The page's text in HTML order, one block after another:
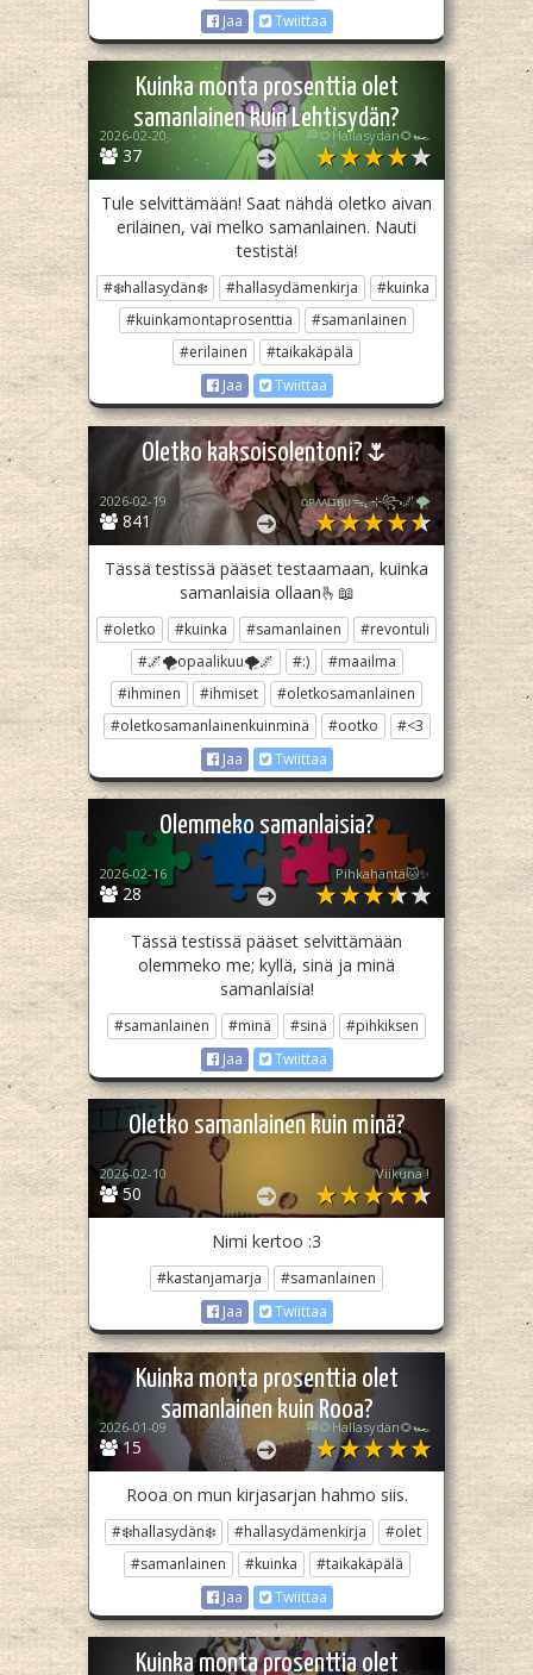
Jaa
Twiittaa
Kuinka monta prosenttia olet
samanlainen kuin Lehtisydän?
37
2026-02-20 🏁🌻Hallasydän🌻🏎️
Tule selvittämään! Saat nähdä oletko aivan
erilainen, vai melko samanlainen. Nauti
testistä!
#❄️hallasydän❄️ #hallasydämenkirja
#kuinka
#kuinkamontaprosenttia
#samanlainen
#erilainen
#taikakäpälä
Jaa
Twiittaa
Oletko kaksoisolentoni?🌷
841
2026-02-19 ᴏᴘᴀᴀʟɪӄᴜᴜᯓ₊ ⊹꧂🌌🌪
Tässä testissä pääset testaamaan, kuinka
samanlaisia ollaan🫰📖
#oletko #kuinka #samanlainen
#revontuli
#🌌🌪opaalikuu🌪🌌
#:)
#maailma
#ihminen
#ihmiset
#oletkosamanlainen
#oletkosamanlainenkuinminä
#ootko
#<3
Jaa
Twiittaa
Olemmeko samanlaisia?
28
2026-02-16 Pihkahäntä🐱✨
Tässä testissä pääset selvittämään
olemmeko me; kyllä, sinä ja minä
samanlaisia!
#samanlainen #minä #sinä
#pihkiksen
Jaa
Twiittaa
Oletko samanlainen kuin minä?
50
2026-02-10 Viikuna !
Nimi kertoo :3
#kastanjamarja
#samanlainen
Jaa
Twiittaa
Kuinka monta prosenttia olet
samanlainen kuin Rooa?
15
2026-01-09 🏁🌻Hallasydän🌻🏎️
Rooa on mun kirjasarjan hahmo siis.
#❄️hallasydän❄️ #hallasydämenkirja
#olet
#samanlainen
#kuinka
#taikakäpälä
Jaa
Twiittaa
Kuinka monta prosenttia olet